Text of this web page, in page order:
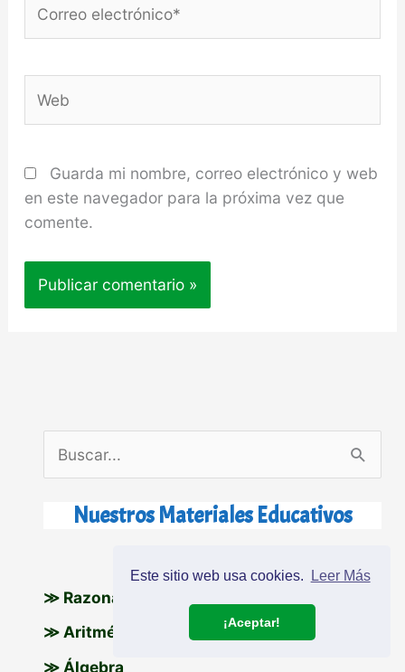
Este sitio web usa cookies. Leer Más
¡Aceptar!
electrónico*
Guarda mi nombre, correo electrónico y web
en este navegador para la próxima vez que
comente.
u
r
p
o
Nuestros Materiales Educativos
Primero de Secundaria
≫ Razonamiento Matemático
≫ Aritmética
≫ Álgebra